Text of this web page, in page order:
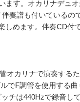
ます。オカリナデュ
奏譜も付いているの
しめます。伴奏CD付
オカリナで演奏する
でF調管を使用する
チは440Hzで録音して